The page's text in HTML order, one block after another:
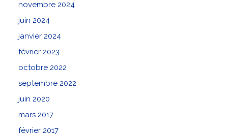
novembre 2024
juin 2024
janvier 2024
février 2023
octobre 2022
septembre 2022
juin 2020
mars 2017
février 2017